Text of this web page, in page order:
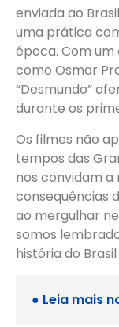
enviada ao
uma prática
época. Com
como Osmar
“Desmundo”
durante os
Os filmes não
tempos das
nos convidam
consequências
ao mergulhar
somos
história do
● Leia mais